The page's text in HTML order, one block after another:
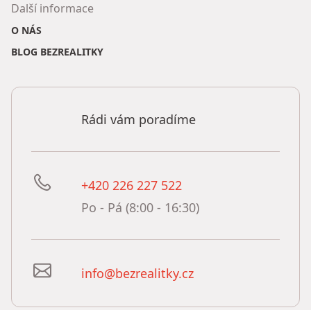
Další informace
O NÁS
BLOG BEZREALITKY
Rádi vám poradíme
+420 226 227 522
Po - Pá (8:00 - 16:30)
info@bezrealitky.cz